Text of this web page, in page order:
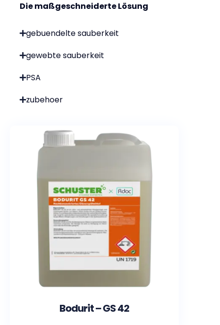
Die maßgeschneiderte Lösung
gebuendelte sauberkeit
gewebte sauberkeit
PSA
zubehoer
Bodurit – GS 42